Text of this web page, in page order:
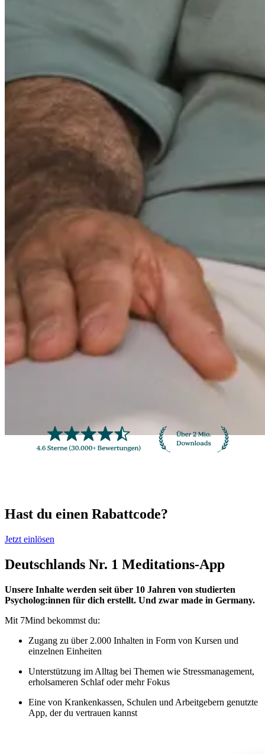
Hast du einen Rabattcode?
Jetzt einlösen
Deutschlands Nr. 1 Meditations-App
Unsere Inhalte werden seit über 10 Jahren von studierten
Psycholog:innen für dich erstellt. Und zwar made in Germany.
Mit 7Mind bekommst du:
Zugang zu über 2.000 Inhalten in Form von Kursen und
einzelnen Einheiten
Unterstützung im Alltag bei Themen wie Stressmanagement,
erholsameren Schlaf oder mehr Fokus
Eine von Krankenkassen, Schulen und Arbeitgebern genutzte
App, der du vertrauen kannst